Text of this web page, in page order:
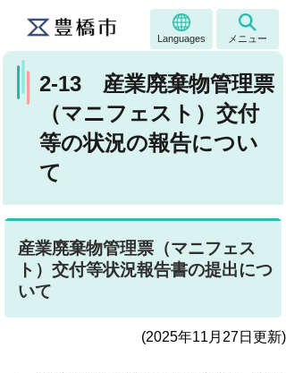
Languages メニュー
2-13 産業廃棄物管理票
（マニフェスト）交付
等の状況の報告につい
て
産業廃棄物管理票（マニフェス
ト）交付等状況報告書の提出につ
いて
(2025年11月27日更新)